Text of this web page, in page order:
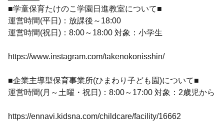
■学童保育たけのこ学園日進教室について■
運営時間(平日)：放課後～18:00
運営時間(祝日)：8:00～18:00 対象：小学生
https://www.instagram.com/takenokonisshin/
■企業主導型保育事業所(ひまわり子ども園)について■
運営時間(月～土曜・祝日)：8:00～17:00 対象：2歳児から
https://ennavi.kidsna.com/childcare/facility/16662